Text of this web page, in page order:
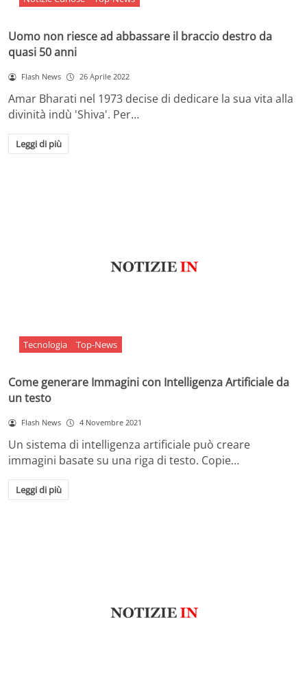
Uomo non riesce ad abbassare il braccio destro da
quasi 50 anni
Flash News 26 Aprile 2022
Amar Bharati nel 1973 decise di dedicare la sua vita alla
divinità indù 'Shiva'. Per…
Leggi di più
Tecnologia Top-News
Come generare Immagini con Intelligenza Artificiale da
un testo
Flash News 4 Novembre 2021
Un sistema di intelligenza artificiale può creare
immagini basate su una riga di testo. Copie…
Leggi di più